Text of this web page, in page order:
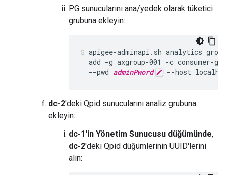
PG sunucularını ana/yedek olarak tüketici
grubuna ekleyin:
apigee-adminapi.sh analytics
add -g axgroup-001 -c consumer-
  --pwd
adminPword --host
dc-2'deki Qpid sunucularını analiz grubuna
ekleyin:
dc-1'in Yönetim Sunucusu düğümünde,
dc-2'deki Qpid düğümlerinin UUID'lerini
alın: